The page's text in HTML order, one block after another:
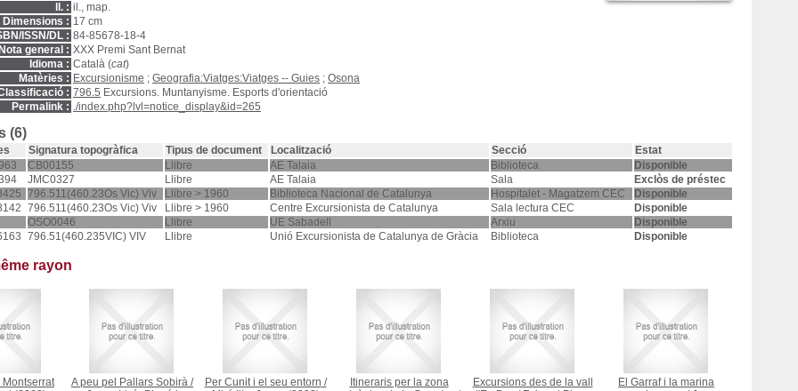
ll. : il., map.
Dimensions : 17 cm
ISSN/DL : 84-85678-18-4
Nota general : XXX Premi Sant Bernat
Idioma : Català (cat)
Matèries : Excursionisme ; Geografia:Viatges:Viatges -- Guies ; Osona
: 796.5 Excursions. Muntanyisme. Esports d'orientació
Permalink : ./index.php?lvl=notice_display&id=265
(6)
Signatura topogràfica Tipus de document Localització Secció
Estat
CB00155 Llibre AE Talaia Biblioteca
Disponible
JMC0327 Llibre AE Talaia Sala
Exclòs de préstec
796.511(460.23Os Vic) Viv Llibre > 1960 Biblioteca Nacional de Catalunya Hospitalet - Magatzem CEC
Disponible
796.511(460.23Os Vic) Viv Llibre > 1960 Centre Excursionista de Catalunya Sala lectura CEC
Disponible
OSO0046 Llibre UE Sabadell Arxiu
Disponible
796.51(460.235VIC) VIV Llibre Unió Excursionista de Catalunya de Gràcia Biblioteca Disponible
rayon
Montserrat
A peu pel Pallars Sobirà /
Per Cunit i el seu entorn /
Itineraris per la zona
Excursions des de la vall
El Garraf i la marina